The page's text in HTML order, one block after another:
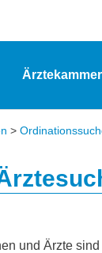
Ärztekammer
>
und Ärzte sind